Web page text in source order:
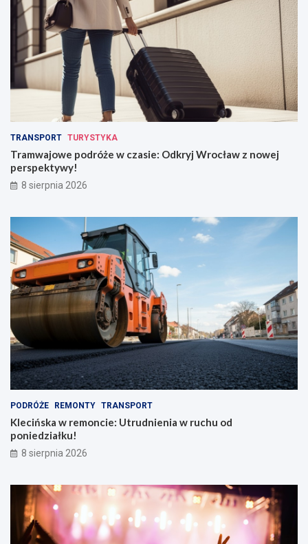
TRANSPORT TURYSTYKA
Tramwajowe podróże w czasie: Odkryj Wrocław z nowej
perspektywy!
8 sierpnia 2026
PODRÓŻE REMONTY TRANSPORT
Klecińska w remoncie: Utrudnienia w ruchu od
poniedziałku!
8 sierpnia 2026